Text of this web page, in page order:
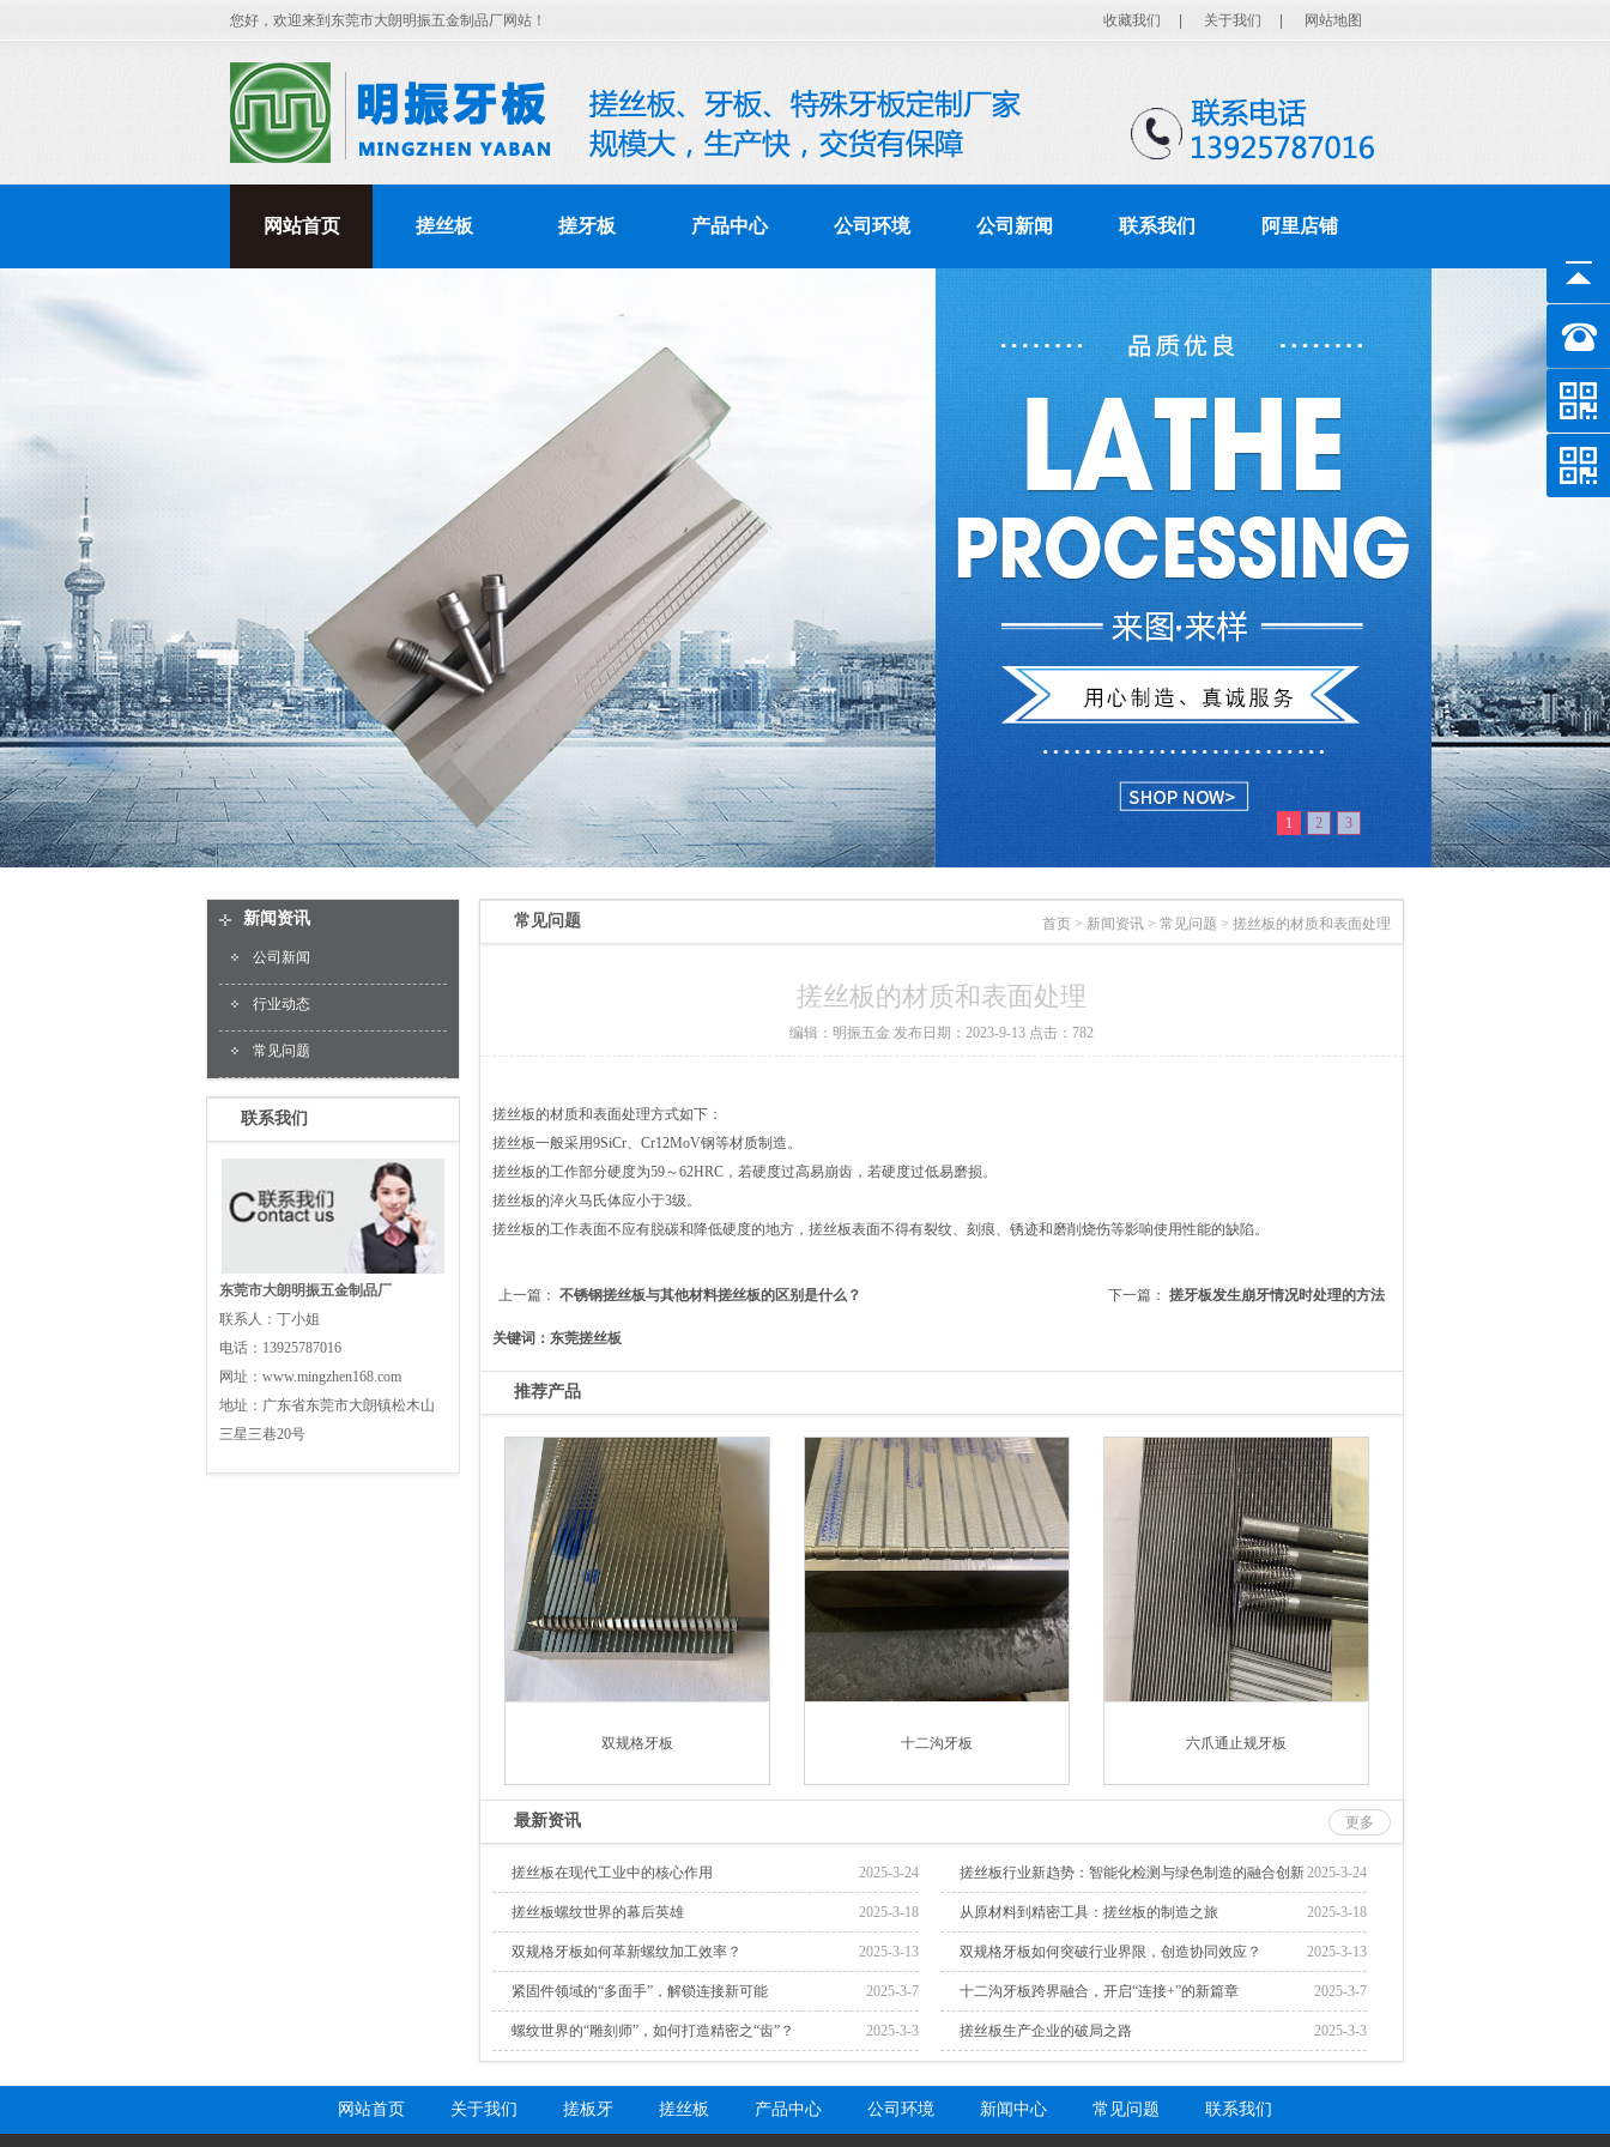
您好，欢迎来到东莞市大朗明振五金制品厂网站！ 收藏我们 关于我们 网站地图
网站首页 搓丝板 搓牙板 产品中心 公司环境 公司新闻 联系我们 阿里店铺
1 2 3
新闻资讯
公司新闻
行业动态
常见问题
联系我们
东莞市大朗明振五金制品厂
联系人： 丁小姐
电话： 13925787016
网址： www.mingzhen168.com
地址： 广东省东莞市大朗镇松木山
三星三巷20号
首页 > 新闻资讯 > 常见问题 > 搓丝板的材质和表面处理
常见问题
搓丝板的材质和表面处理
编辑：明振五金 发布日期：2023-9-13 点击：782
搓丝板的材质和表面处理方式如下：
搓丝板一般采用9SiCr、Cr12MoV钢等材质制造。
搓丝板的工作部分硬度为59～62HRC，若硬度过高易崩齿，若硬度过低易磨损。
搓丝板的淬火马氏体应小于3级。
搓丝板的工作表面不应有脱碳和降低硬度的地方，搓丝板表面不得有裂纹、刻痕、锈迹和磨削烧伤等影响使用性能的缺陷。
上一篇： 不锈钢搓丝板与其他材料搓丝板的区别是什么？ 下一篇： 搓牙板发生崩牙情况时处理的方法
关键词：东莞搓丝板
推荐产品
双规格牙板 十二沟牙板 六爪通止规牙板
更多
最新资讯
2025-3-24
搓丝板在现代工业中的核心作用 2025-3-24
搓丝板行业新趋势：智能化检测与绿色制造的融合创新
2025-3-18
搓丝板螺纹世界的幕后英雄 2025-3-18
从原材料到精密工具：搓丝板的制造之旅
2025-3-13
双规格牙板如何革新螺纹加工效率？ 2025-3-13
双规格牙板如何突破行业界限，创造协同效应？
2025-3-7
紧固件领域的“多面手”，解锁连接新可能 2025-3-7
十二沟牙板跨界融合，开启“连接+”的新篇章
2025-3-3
螺纹世界的“雕刻师”，如何打造精密之“齿”？ 2025-3-3
搓丝板生产企业的破局之路
网站首页 关于我们 搓板牙 搓丝板 产品中心 公司环境 新闻中心 常见问题 联系我们